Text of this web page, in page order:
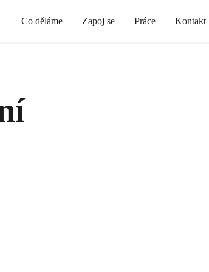
Co děláme Zapoj se Práce Kontakt